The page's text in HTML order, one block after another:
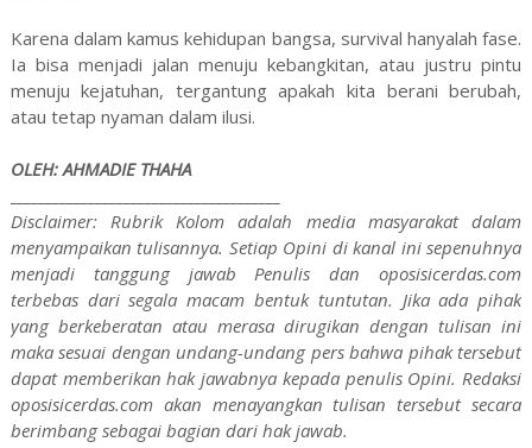
Karena dalam kamus kehidupan bangsa, survival hanyalah fase.
Ia bisa menjadi jalan menuju kebangkitan, atau justru pintu
menuju kejatuhan, tergantung apakah kita berani berubah,
atau tetap nyaman dalam ilusi.
OLEH: AHMADIE THAHA
Disclaimer: Rubrik Kolom adalah media masyarakat dalam
menyampaikan tulisannya. Setiap Opini di kanal ini sepenuhnya
menjadi tanggung jawab Penulis dan oposisicerdas.com
terbebas dari segala macam bentuk tuntutan. Jika ada pihak
yang berkeberatan atau merasa dirugikan dengan tulisan ini
maka sesuai dengan undang-undang pers bahwa pihak tersebut
dapat memberikan hak jawabnya kepada penulis Opini. Redaksi
oposisicerdas.com akan menayangkan tulisan tersebut secara
berimbang sebagai bagian dari hak jawab.